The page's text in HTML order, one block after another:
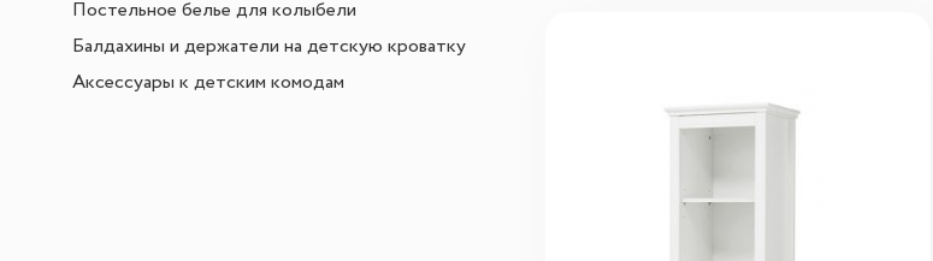
Постельное белье для колыбели
Балдахины и держатели на детскую кроватку
Аксессуары к детским комодам